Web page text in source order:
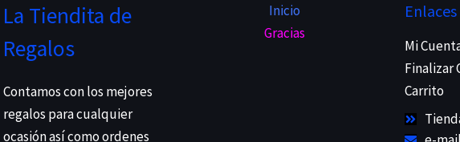
La Tiendita de
Regalos
Contamos con los mejores
regalos para cualquier
ocasión así como ordenes
Inicio
Gracias
Mi
Finalizar
Carrito